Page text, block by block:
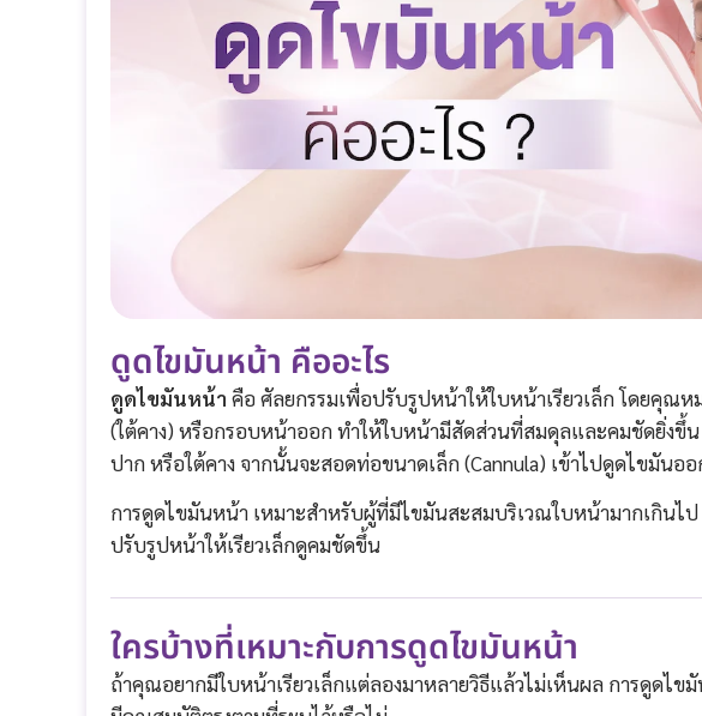
ดูดไขมันหน้า คืออะไร
ดูดไขมันหน้า คือ ศัลยกรรมเพื่อปรับรูปหน้าให้ใบหน้าเรียวเล็ก โดยคุณ
(ใต้คาง) หรือกรอบหน้าออก ทำให้ใบหน้ามีสัดส่วนที่สมดุลและคมชัดยิ่ง
ปาก หรือใต้คาง จากนั้นจะสอดท่อขนาดเล็ก (Cannula) เข้าไปดูดไขมันออ
การดูดไขมันหน้า เหมาะสำหรับผู้ที่มีไขมันสะสมบริเวณใบหน้ามากเกินไ
ปรับรูปหน้าให้เรียวเล็กดูคมชัดขึ้น
ใครบ้างที่เหมาะกับการดูดไขมันหน้า
ถ้าคุณอยากมีใบหน้าเรียวเล็กแต่ลองมาหลายวิธีแล้วไม่เห็นผล การดูดไ